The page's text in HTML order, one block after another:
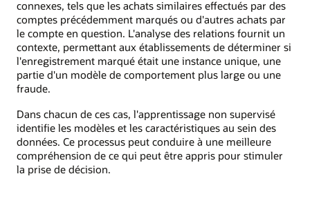
connexes, tels que les achats similaires effectués par des
comptes précédemment marqués ou d'autres achats par
le compte en question. L'analyse des relations fournit un
contexte, permettant aux établissements de déterminer si
l'enregistrement marqué était une instance unique, une
partie d'un modèle de comportement plus large ou une
fraude.
Dans chacun de ces cas, l'apprentissage non supervisé
identifie les modèles et les caractéristiques au sein des
données. Ce processus peut conduire à une meilleure
compréhension de ce qui peut être appris pour stimuler
la prise de décision.